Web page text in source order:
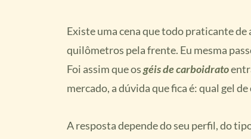
Existe uma cena que todo praticante
quilômetros pela frente. Eu mesma
Foi assim que osgéis de carboidrato
mercado, a dúvida que fica é: qual gel
A resposta depende do seu perfil, do